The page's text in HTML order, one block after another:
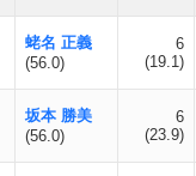
蛯名 正義
(56.0)
6
(19.1)
坂本 勝美
(56.0)
6
(23.9)